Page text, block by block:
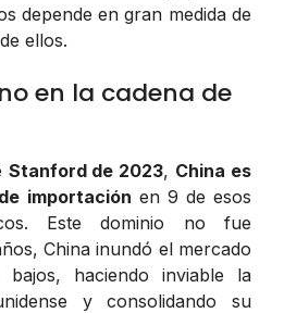
depende en gran medida de
ellos.
en la cadena de
Stanford de 2023, China es
importación en 9 de esos
Este dominio no fue
China inundó el mercado
haciendo inviable la
y consolidando su